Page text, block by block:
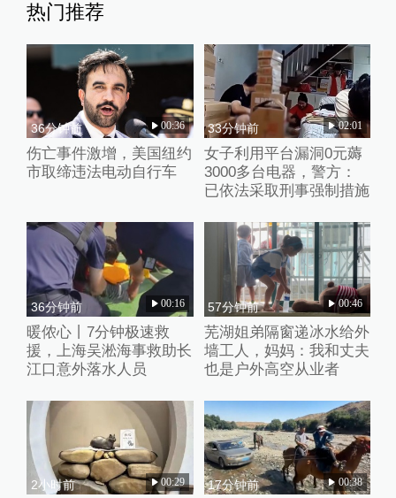
热门推荐
36分钟前 00:36
伤亡事件激增，美国纽约
市取缔违法电动自行车
33分钟前 02:01
女子利用平台漏洞0元薅
3000多台电器，警方：
已依法采取刑事强制措施
36分钟前 00:16
暖侬心丨7分钟极速救
援，上海吴淞海事救助长
江口意外落水人员
57分钟前 00:46
芜湖姐弟隔窗递冰水给外
墙工人，妈妈：我和丈夫
也是户外高空从业者
2小时前 00:29 17分钟前 00:38